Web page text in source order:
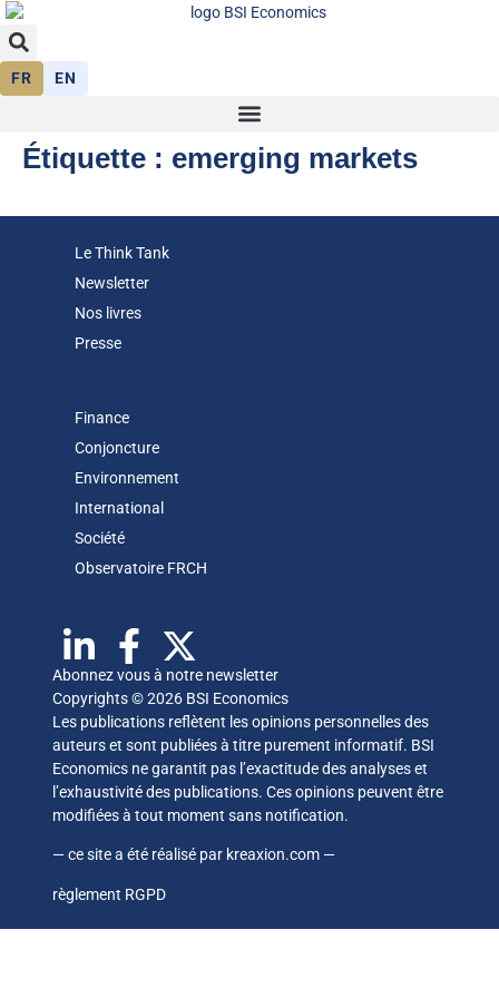
FR EN
Étiquette : emerging markets
Le Think Tank
Newsletter
Nos livres
Presse
Finance
Conjoncture
Environnement
International
Société
Observatoire FRCH
Abonnez vous à notre newsletter
Copyrights © 2026 BSI Economics
Les publications reflètent les opinions personnelles des
auteurs et sont publiées à titre purement informatif. BSI
Economics ne garantit pas l’exactitude des analyses et
l’exhaustivité des publications. Ces opinions peuvent être
modifiées à tout moment sans notification.
— ce site a été réalisé par kreaxion.com —
règlement RGPD